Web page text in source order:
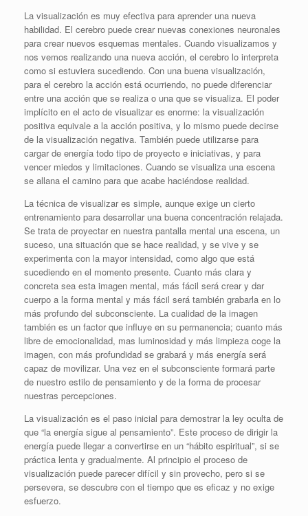
La visualización es muy efectiva para aprender una nueva
habilidad. El cerebro puede crear nuevas conexiones neuronales
para crear nuevos esquemas mentales. Cuando visualizamos y
nos vemos realizando una nueva acción, el cerebro lo interpreta
como si estuviera sucediendo. Con una buena visualización,
para el cerebro la acción está ocurriendo, no puede diferenciar
entre una acción que se realiza o una que se visualiza. El poder
implícito en el acto de visualizar es enorme: la visualización
positiva equivale a la acción positiva, y lo mismo puede decirse
de la visualización negativa. También puede utilizarse para
cargar de energía todo tipo de proyecto e iniciativas, y para
vencer miedos y limitaciones. Cuando se visualiza una escena
se allana el camino para que acabe haciéndose realidad.
La técnica de visualizar es simple, aunque exige un cierto
entrenamiento para desarrollar una buena concentración relajada.
Se trata de proyectar en nuestra pantalla mental una escena, un
suceso, una situación que se hace realidad, y se vive y se
experimenta con la mayor intensidad, como algo que está
sucediendo en el momento presente. Cuanto más clara y
concreta sea esta imagen mental, más fácil será crear y dar
cuerpo a la forma mental y más fácil será también grabarla en lo
más profundo del subconsciente. La cualidad de la imagen
también es un factor que influye en su permanencia; cuanto más
libre de emocionalidad, mas luminosidad y más limpieza coge la
imagen, con más profundidad se grabará y más energía será
capaz de movilizar. Una vez en el subconsciente formará parte
de nuestro estilo de pensamiento y de la forma de procesar
nuestras percepciones.
La visualización es el paso inicial para demostrar la ley oculta de
que “la energía sigue al pensamiento”. Este proceso de dirigir la
energía puede llegar a convertirse en un “hábito espiritual”, si se
práctica lenta y gradualmente. Al principio el proceso de
visualización puede parecer difícil y sin provecho, pero si se
persevera, se descubre con el tiempo que es eficaz y no exige
esfuerzo.